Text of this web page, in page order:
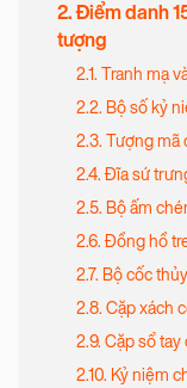
2. Điểm danh
tượng
2.1. Tranh mạ
2.2. Bộ số kỷ
2.3. Tượng mã
2.4. Đĩa sứ
2.5. Bộ ấm
2.6. Đồng hồ
2.7. Bộ cốc
2.8. Cặp xách
2.9. Cặp sổ tay
2.10. Kỷ niệm